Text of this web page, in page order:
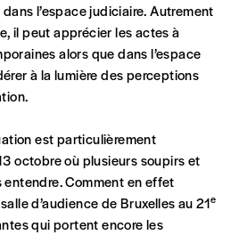
l’espace judiciaire. Autrement
il peut apprécier les actes à
alors que dans l’espace
à la lumière des perceptions
est particulièrement
octobre où plusieurs soupirs et
Comment en effet
d’audience de Bruxelles au 21e
qui portent encore les